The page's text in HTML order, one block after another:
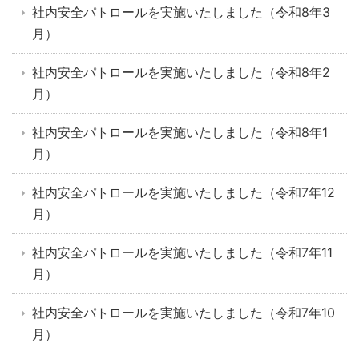
社内安全パトロールを実施いたしました（令和8年3
月）
社内安全パトロールを実施いたしました（令和8年2
月）
社内安全パトロールを実施いたしました（令和8年1
月）
社内安全パトロールを実施いたしました（令和7年12
月）
社内安全パトロールを実施いたしました（令和7年11
月）
社内安全パトロールを実施いたしました（令和7年10
月）